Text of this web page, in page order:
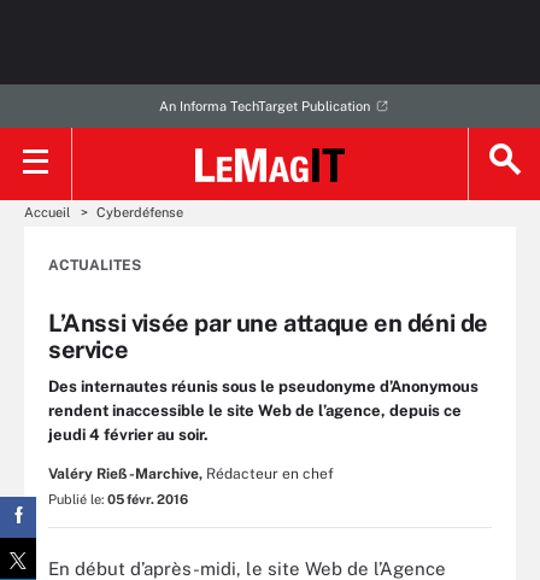
An Informa TechTarget Publication
Accueil Cyberdéfense
ACTUALITES
L’Anssi visée par une attaque en déni de
service
Des internautes réunis sous le pseudonyme d’Anonymous
rendent inaccessible le site Web de l’agence, depuis ce
jeudi 4 février au soir.
Valéry Rieß-Marchive, Rédacteur en chef
Publié le: 05 févr. 2016
En début d’après-midi, le site Web de l’Agence